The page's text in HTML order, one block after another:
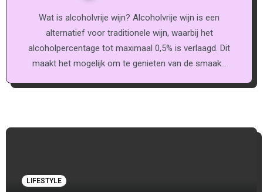
Wat is alcoholvrije wijn? Alcoholvrije wijn is een
alternatief voor traditionele wijn, waarbij het
alcoholpercentage tot maximaal 0,5% is verlaagd. Dit
maakt het mogelijk om te genieten van de smaak…
LIFESTYLE